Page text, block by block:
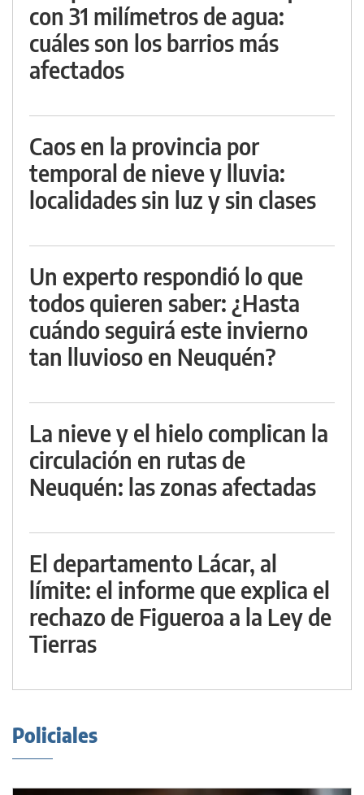
con 31 milímetros de agua:
cuáles son los barrios más
afectados
Caos en la provincia por
temporal de nieve y lluvia:
localidades sin luz y sin clases
Un experto respondió lo que
todos quieren saber: ¿Hasta
cuándo seguirá este invierno
tan lluvioso en Neuquén?
La nieve y el hielo complican la
circulación en rutas de
Neuquén: las zonas afectadas
El departamento Lácar, al
límite: el informe que explica el
rechazo de Figueroa a la Ley de
Tierras
Policiales